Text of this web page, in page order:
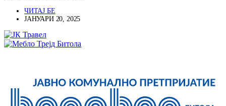
ЧИТАЈ БЕ
ЈАНУАРИ 20, 2025